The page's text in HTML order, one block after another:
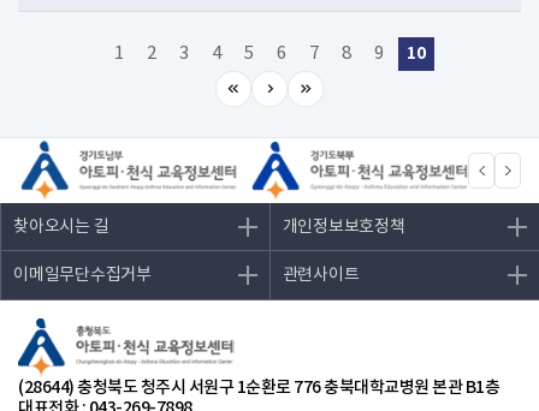
1 2 3 4 5 6 7 8 9 10
찾아오시는 길 개인정보보호정책
이메일무단수집거부 관련사이트
(28644) 충청북도 청주시 서원구 1순환로 776 충북대학교병원 본관 B1층